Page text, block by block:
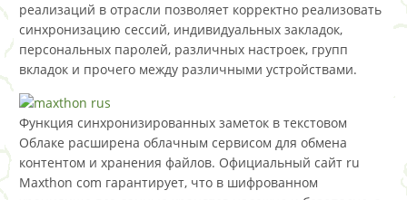
реализаций в отрасли позволяет корректно реализовать
синхронизацию сессий, индивидуальных закладок,
персональных паролей, различных настроек, групп
вкладок и прочего между различными устройствами.
Функция синхронизированных заметок в текстовом
Облаке расширена облачным сервисом для обмена
контентом и хранения файлов. Официальный сайт ru
Maxthon com гарантирует, что в шифрованном